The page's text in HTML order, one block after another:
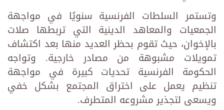
وتستمر السلطات الفرنسية سنويًا في مواجهة
الجمعيات والمعاهد الدينية التي تربطها صلات
بالإخوان، حيث تقوم بحظر العديد منها بعد اكتشاف
تمويلات مشبوهة من مصادر خارجية. وتواجه
الحكومة الفرنسية تحديات كبيرة في مواجهة
تنظيم يعمل على اختراق المجتمع بشكل خفي
ويسعى لتجذير مشروعه المتطرف.